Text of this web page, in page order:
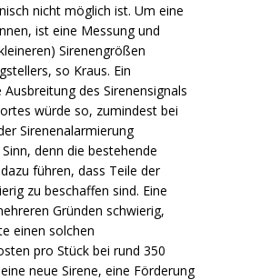
nicht möglich ist. Um eine
ist eine Messung und
Sirenengrößen
so Kraus. Ein
des Sirenensignals
würde so, zumindest bei
Sirenenalarmierung
denn die bestehende
führen, dass Teile der
zu beschaffen sind. Eine
Gründen schwierig,
einen solchen
pro Stück bei rund 350
neue Sirene, eine Förderung